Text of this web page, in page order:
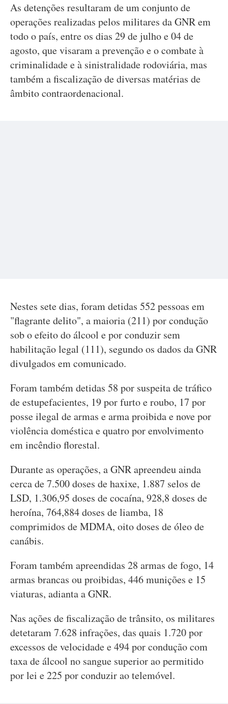
As detenções resultaram de um conjunto de
operações realizadas pelos militares da GNR em
todo o país, entre os dias 29 de julho e 04 de
agosto, que visaram a prevenção e o combate à
criminalidade e à sinistralidade rodoviária, mas
também a fiscalização de diversas matérias de
âmbito contraordenacional.
Nestes sete dias, foram detidas 552 pessoas em
"flagrante delito", a maioria (211) por condução
sob o efeito do álcool e por conduzir sem
habilitação legal (111), segundo os dados da GNR
divulgados em comunicado.
Foram também detidas 58 por suspeita de tráfico
de estupefacientes, 19 por furto e roubo, 17 por
posse ilegal de armas e arma proibida e nove por
violência doméstica e quatro por envolvimento
em incêndio florestal.
Durante as operações, a GNR apreendeu ainda
cerca de 7.500 doses de haxixe, 1.887 selos de
LSD, 1.306,95 doses de cocaína, 928,8 doses de
heroína, 764,884 doses de liamba, 18
comprimidos de MDMA, oito doses de óleo de
canábis.
Foram também apreendidas 28 armas de fogo, 14
armas brancas ou proibidas, 446 munições e 15
viaturas, adianta a GNR.
Nas ações de fiscalização de trânsito, os militares
detetaram 7.628 infrações, das quais 1.720 por
excessos de velocidade e 494 por condução com
taxa de álcool no sangue superior ao permitido
por lei e 225 por conduzir ao telemóvel.